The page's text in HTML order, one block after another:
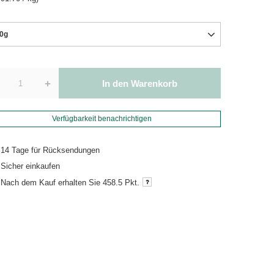
+ In den Warenkorb
Verfügbarkeit benachrichtigen
14 Tage für Rücksendungen
Sicher einkaufen
Nach dem Kauf erhalten Sie458.5 Pkt.